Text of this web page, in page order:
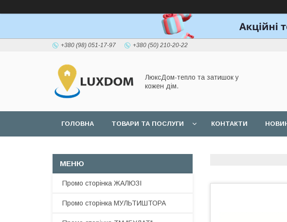
+380 (98) 051-17-97 +380 (50) 210-20-22
ЛюксДом-тепло та затишок у
кожен дім.
ГОЛОВНА ТОВАРИ ТА ПОСЛУГИ КОНТАКТИ
Промо сторінка ЖАЛЮЗІ
Промо сторінка МУЛЬТИШТОРА